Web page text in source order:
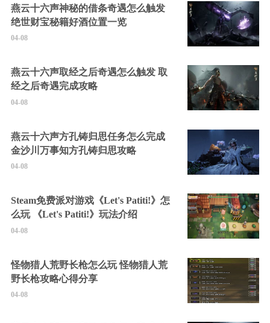
燕云十六声神秘的借条奇遇怎么触发
绝世财宝秘籍好酒位置一览
04-08
燕云十六声取经之后奇遇怎么触发 取
经之后奇遇完成攻略
04-08
燕云十六声方孔铸归思任务怎么完成
金沙川万事知方孔铸归思攻略
04-08
Steam免费派对游戏《Let's Patiti!》怎
么玩 《Let's Patiti!》玩法介绍
04-08
怪物猎人荒野长枪怎么玩 怪物猎人荒
野长枪攻略心得分享
04-08